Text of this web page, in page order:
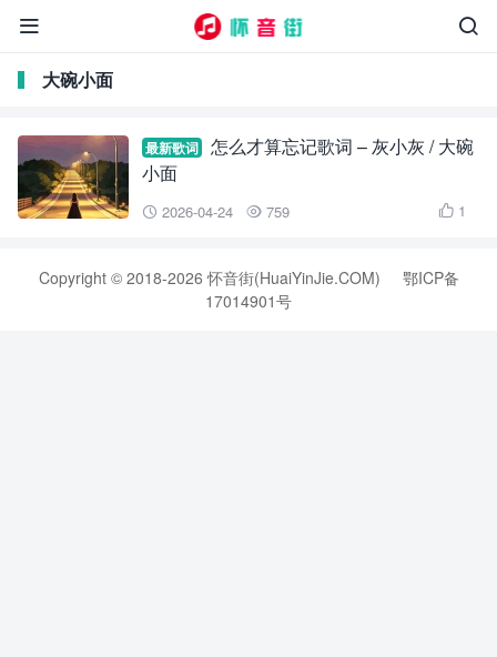


大碗小面
最新歌词
怎么才算忘记歌词 – 灰小灰 / 大碗
小面
 2026-04-24  759  1
Copyright © 2018-2026 怀音街(HuaiYinJie.COM)
鄂ICP备
17014901号